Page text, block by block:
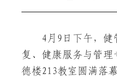
4月9日下午，
复、健康服务与管理
德楼213教室圆满落